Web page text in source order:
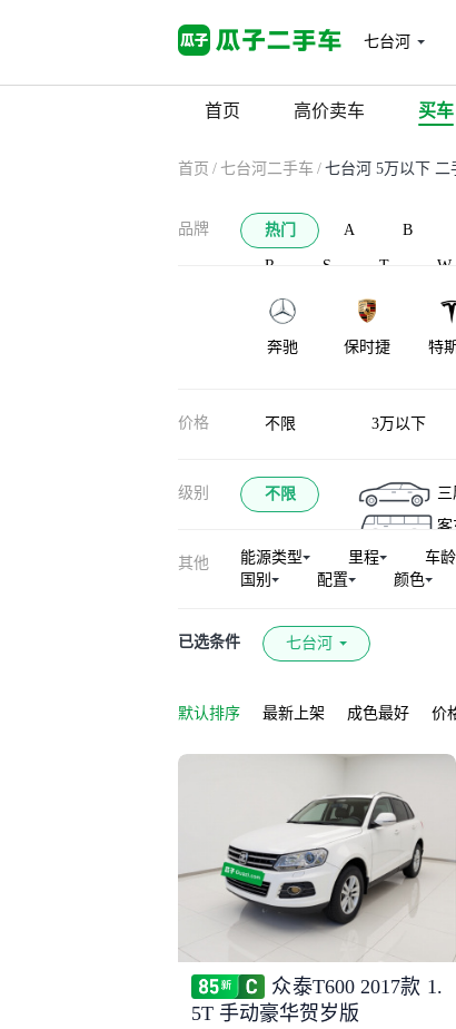
七台河
首页 高价卖车 买车
首页 / 七台河二手车 / 七台河 5万以下 二
品牌 热门 A B
R S T W
奔驰 保时捷 特
凯迪拉克 沃尔沃
价格 不限 3万以下
级别 不限
客
其他 能源类型 里程 车龄
国别
配置 颜色
已选条件 七台河
默认排序 最新上架 成色最好 价
众泰T600 2017款 1.
5T 手动豪华贺岁版